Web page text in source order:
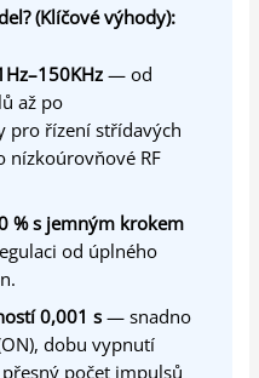
(Klíčové výhody):
— od
až po
pro řízení střídavých
nízkoúrovňové RF
% s jemným krokem
od úplného
0,001 s— snadno
dobu vypnutí
počet impulsů